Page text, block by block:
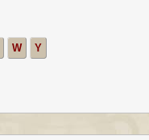
W Y